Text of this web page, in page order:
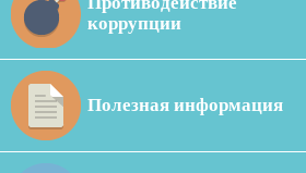
коррупции
Полезная информация